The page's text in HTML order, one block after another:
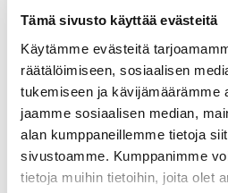
Tämä sivusto käyttää evästeitä
Käytämme evästeitä
räätälöimiseen, sosiaalisen
tukemiseen ja kävijämäärämme
jaamme sosiaalisen median,
alan kumppaneillemme tietoja
sivustoamme. Kumppanimme
tietoja muihin tietoihin, joita olet
Jos asunto ei mene kaupaksi,
ehdottaa konkreettisia
analysoida, mistä myynnin
perusteltu suunnitelma tilanteen
Käytännössä tämä tarkoittaa